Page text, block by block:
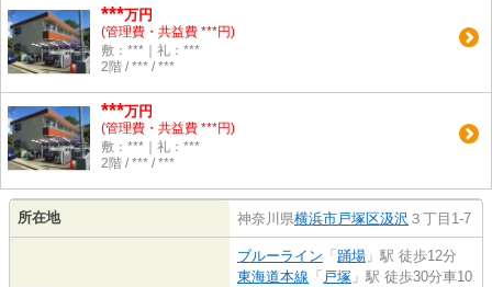
***万円
(管理費・共益費 ***円)
敷：***｜礼：***
2階 / *** / ***
***万円
(管理費・共益費 ***円)
敷：***｜礼：***
2階 / *** / ***
所在地 神奈川県横浜市戸塚区汲沢 ３丁目1-7
ブルーライン 「 踊場 」駅 徒歩12分
東海道本線 「 戸塚 」駅 徒歩30分車10